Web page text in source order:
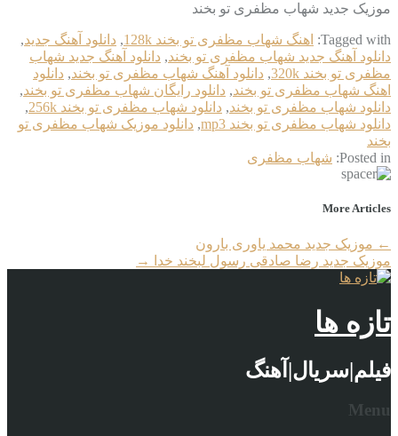
موزیک جدید شهاب مظفری تو بخند
Tagged with: اهنگ شهاب مظفری تو بخند 128k , دانلود آهنگ جدید,
دانلود آهنگ جدید شهاب مظفری تو بخند, دانلود آهنگ جدید شهاب
مظفری تو بخند 320k
, دانلود آهنگ شهاب مظفری تو بخند, دانلود
اهنگ شهاب مظفری تو بخند, دانلود رایگان شهاب مظفری تو بخند,
دانلود شهاب مظفری تو بخند, دانلود شهاب مظفری تو بخند 256k
,
دانلود شهاب مظفری تو بخند mp3
, دانلود موزیک شهاب مظفری تو
بخند
Posted in: شهاب مظفری
More Articles
← موزیک جدید محمد یاوری بارون
موزیک جدید رضا صادقی رسول لبخند خدا
→
تازه ها
فیلم|سریال|آهنگ
Menu